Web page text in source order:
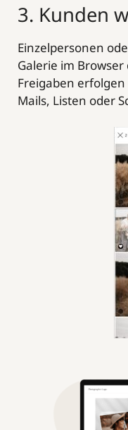
3. Kunden
Einzelpersonen
Galerie im
Freigaben
Mails, Listen oder